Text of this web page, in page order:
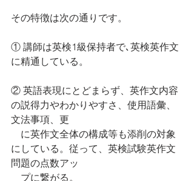
その特徴は次の通りです。
① 講師は英検1級保持者で､英検英作文
に精通している。
② 英語表現にとどまらず、英作文内容
の説得力やわかりやすさ、使用語彙、
文法事項、更
に英作文全体の構成等も添削の対象
にしている。従って、英検試験英作文
問題の点数アッ
プに繋がる。